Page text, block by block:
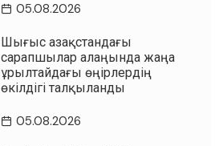
05.08.2026
Шығыс Қазақстандағы
сарапшылар алаңында жаңа
Құрылтайдағы өңірлердің
өкілдігі талқыланды
05.08.2026